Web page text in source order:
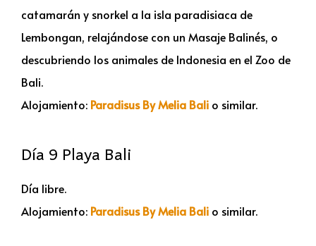
catamarán y snorkel a la isla paradisiaca de
Lembongan, relajándose con un Masaje Balinés, o
descubriendo los animales de Indonesia en el Zoo de
Bali.
Alojamiento: Paradisus By Melia Bali o similar.
Día 9 Playa Bali
Día libre.
Alojamiento: Paradisus By Melia Bali o similar.